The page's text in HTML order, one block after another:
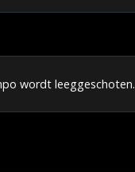
wordt leeggeschoten.